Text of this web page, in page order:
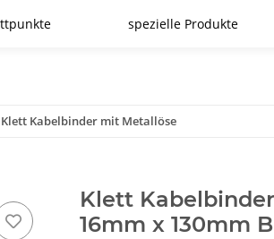
spezielle Produkte
Klett Kabelbinder mit Metallöse
Klett
16mm x 130mm